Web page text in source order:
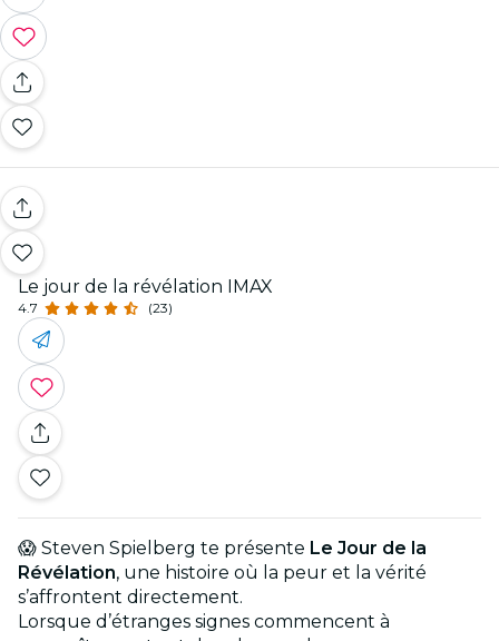
Le jour de la révélation IMAX
4.7 (23)
😱 Steven Spielberg te présente Le Jour de la
Révélation, une histoire où la peur et la vérité
s’affrontent directement.
Lorsque d’étranges signes commencent à